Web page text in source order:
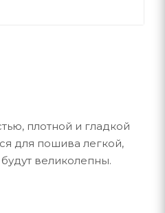
плотной и гладкой
для пошива легкой,
великолепны.